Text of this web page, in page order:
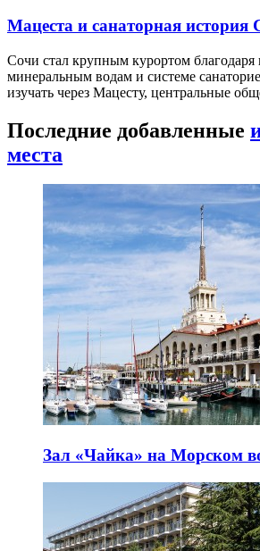
Мацеста и санаторная история
Сочи стал крупным курортом благодаря
минеральным водам и системе
изучать через Мацесту, центральные
Последние добавленные
места
Зал «Чайка» на Морском